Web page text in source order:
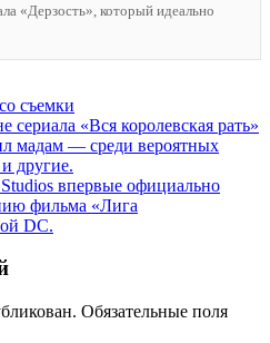
«Дерзость», который идеально
съемки
сериала «Вся королевская рать»
мадам — среди вероятных
другие.
впервые официально
фильма «Лига
DC.
Обязательные поля